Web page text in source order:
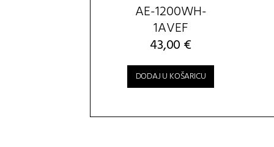
AE-1200WH-
1AVEF
43,00 €
DODAJ U KOŠARICU